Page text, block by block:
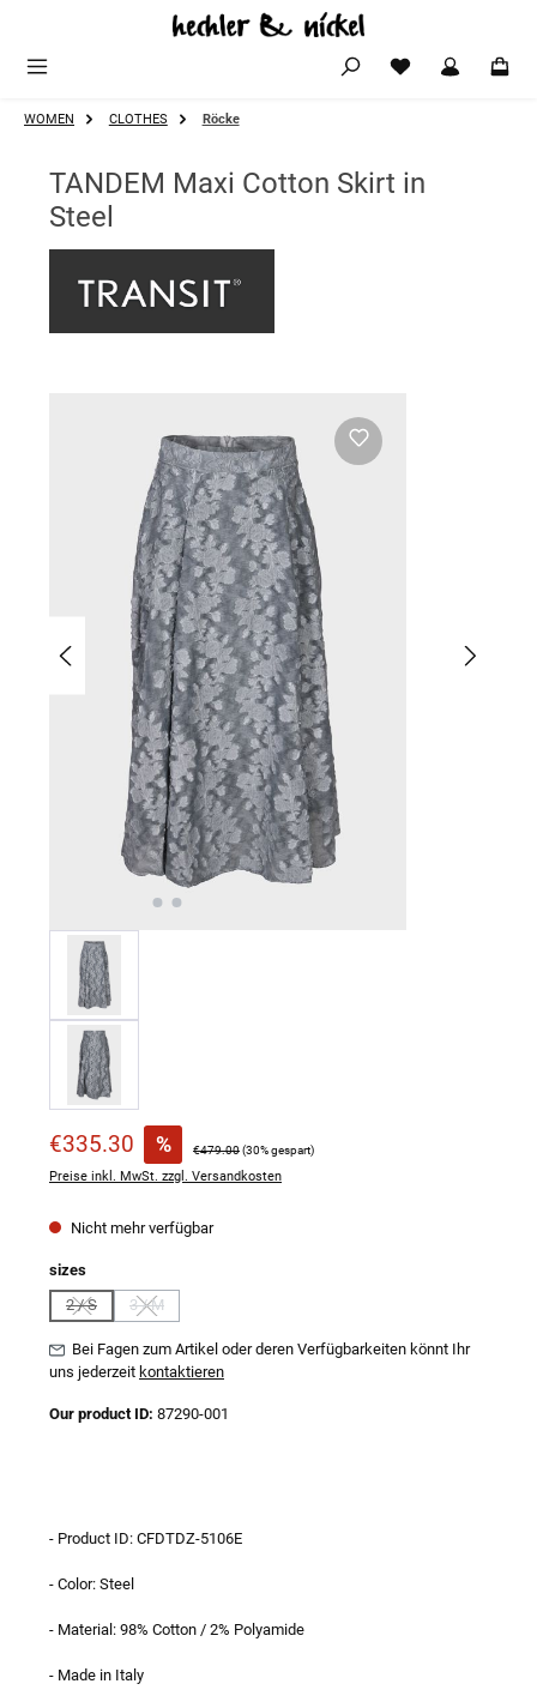
Zum Hauptinhalt springen
WOMEN CLOTHES Röcke
TANDEM Maxi Cotton Skirt in
Steel
Verkaufspreis:
€335.30 % Regulärer Preis:
€479.00(30% gespart)
Preise inkl. MwSt. zzgl. Versandkosten
Nicht mehr verfügbar
sizesauswählen
2 / S
(Diese Option ist zurzeit nicht verfügbar.)
3 / M
(Diese Option ist zurzeit nicht verfügbar.)
Bei Fagen zum Artikel oder deren Verfügbarkeiten könnt Ihr
uns jederzeit kontaktieren
Our product ID: 87290-001
- Product ID: CFDTDZ-5106E
- Color: Steel
- Material: 98% Cotton / 2% Polyamide
- Made in Italy